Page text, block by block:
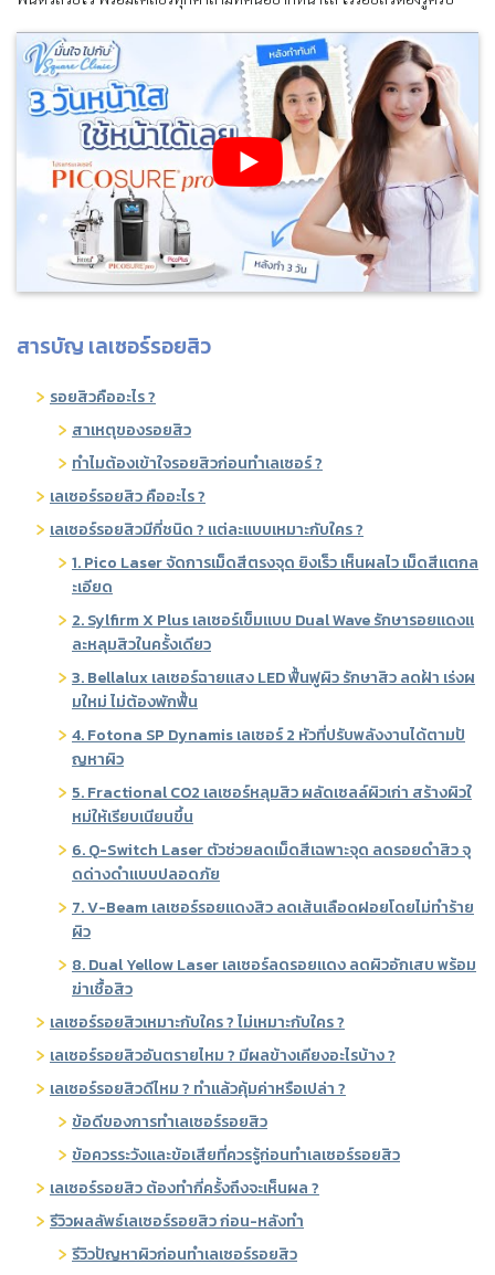
สารบัญ เลเซอร์รอยสิว
รอยสิวคืออะไร ?
สาเหตุของรอยสิว
ทำไมต้องเข้าใจรอยสิวก่อนทำเลเซอร์ ?
เลเซอร์รอยสิว คืออะไร ?
เลเซอร์รอยสิวมีกี่ชนิด ? แต่ละแบบเหมาะกับใคร ?
1. Pico Laser จัดการเม็ดสีตรงจุด ยิงเร็ว เห็นผลไว เม็ดสีแตกล
ะเอียด
2. Sylfirm X Plus เลเซอร์เข็มแบบ Dual Wave รักษารอยแดงแ
ละหลุมสิวในครั้งเดียว
3. Bellalux เลเซอร์ฉายแสง LED ฟื้นฟูผิว รักษาสิว ลดฝ้า เร่งผ
มใหม่ ไม่ต้องพักฟื้น
4. Fotona SP Dynamis เลเซอร์ 2 หัวที่ปรับพลังงานได้ตามปั
ญหาผิว
5. Fractional CO2 เลเซอร์หลุมสิว ผลัดเซลล์ผิวเก่า สร้างผิวใ
หม่ให้เรียบเนียนขึ้น
6. Q-Switch Laser ตัวช่วยลดเม็ดสีเฉพาะจุด ลดรอยดำสิว จุ
ดด่างดำแบบปลอดภัย
7. V-Beam เลเซอร์รอยแดงสิว ลดเส้นเลือดฝอยโดยไม่ทำร้าย
ผิว
8. Dual Yellow Laser เลเซอร์ลดรอยแดง ลดผิวอักเสบ พร้อม
ฆ่าเชื้อสิว
เลเซอร์รอยสิวเหมาะกับใคร ? ไม่เหมาะกับใคร ?
เลเซอร์รอยสิวอันตรายไหม ? มีผลข้างเคียงอะไรบ้าง ?
เลเซอร์รอยสิวดีไหม ? ทำแล้วคุ้มค่าหรือเปล่า ?
ข้อดีของการทำเลเซอร์รอยสิว
ข้อควรระวังและข้อเสียที่ควรรู้ก่อนทำเลเซอร์รอยสิว
เลเซอร์รอยสิว ต้องทำกี่ครั้งถึงจะเห็นผล ?
รีวิวผลลัพธ์เลเซอร์รอยสิว ก่อน-หลังทำ
รีวิวปัญหาผิวก่อนทำเลเซอร์รอยสิว